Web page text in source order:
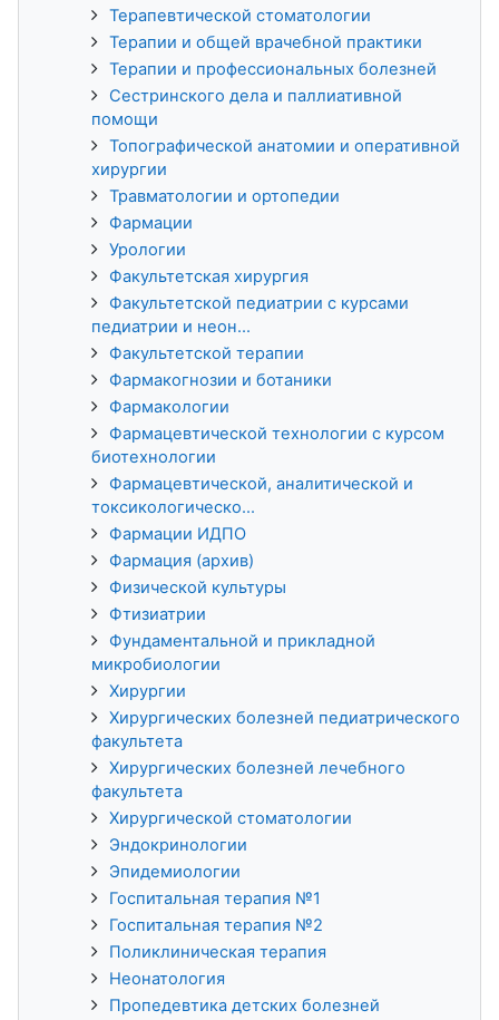
Терапевтической стоматологии
Терапии и общей врачебной практики
Терапии и профессиональных болезней
Сестринского дела и паллиативной
помощи
Топографической анатомии и оперативной
хирургии
Травматологии и ортопедии
Фармации
Урологии
Факультетская хирургия
Факультетской педиатрии с курсами
педиатрии и неон...
Факультетской терапии
Фармакогнозии и ботаники
Фармакологии
Фармацевтической технологии с курсом
биотехнологии
Фармацевтической, аналитической и
токсикологическо...
Фармации ИДПО
Фармация (архив)
Физической культуры
Фтизиатрии
Фундаментальной и прикладной
микробиологии
Хирургии
Хирургических болезней педиатрического
факультета
Хирургических болезней лечебного
факультета
Хирургической стоматологии
Эндокринологии
Эпидемиологии
Госпитальная терапия №1
Госпитальная терапия №2
Поликлиническая терапия
Неонатология
Пропедевтика детских болезней